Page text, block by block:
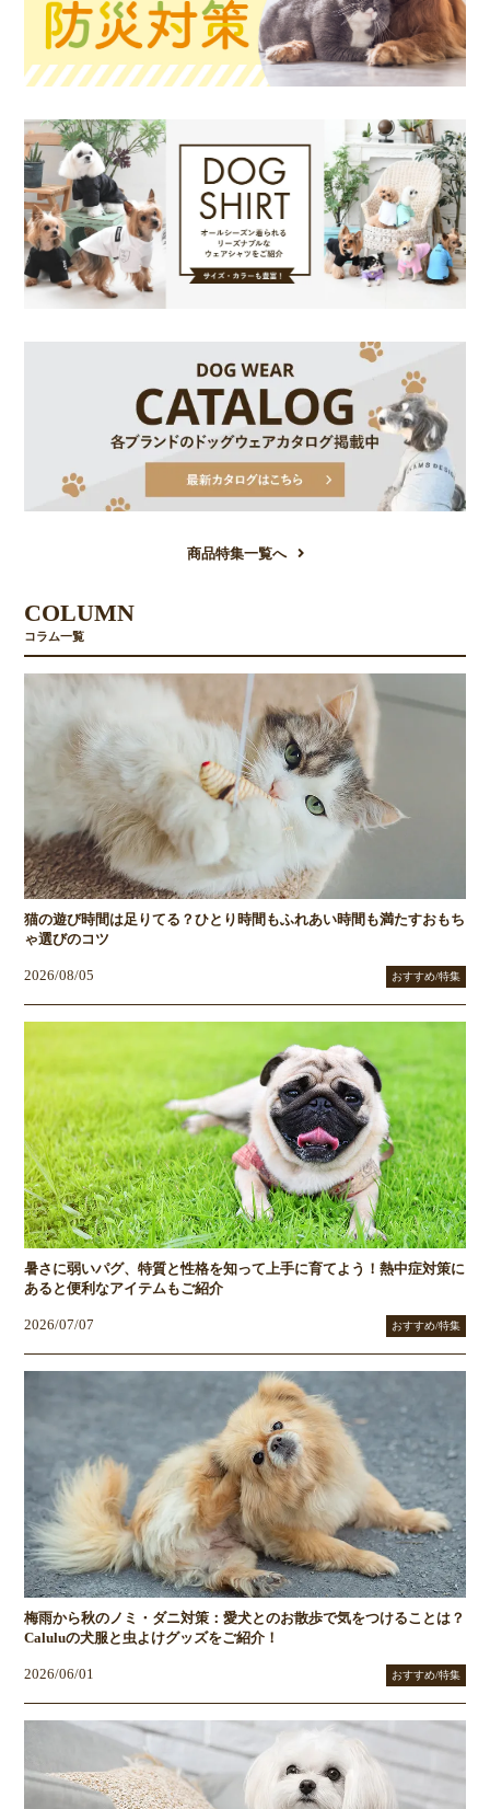
商品特集一覧へ
COLUMN
コラム一覧
猫の遊び時間は足りてる？ひとり時間もふれあい時間も満たすおもち
ゃ選びのコツ
2026/08/05 おすすめ/特集
暑さに弱いパグ、特質と性格を知って上手に育てよう！熱中症対策に
あると便利なアイテムもご紹介
2026/07/07 おすすめ/特集
梅雨から秋のノミ・ダニ対策：愛犬とのお散歩で気をつけることは？
Caluluの犬服と虫よけグッズをご紹介！
2026/06/01 おすすめ/特集